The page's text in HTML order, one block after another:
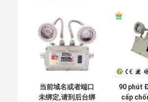
当前域名或者端口
未绑定,请到后台绑
90 phút
cấp